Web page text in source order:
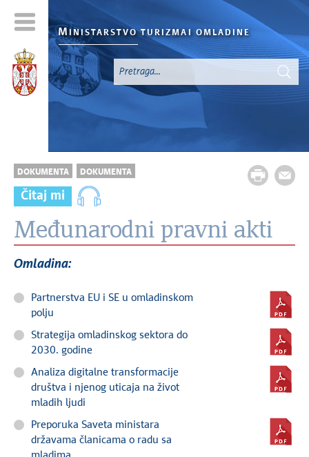
M INISTARSTVO TURIZMA I OMLADINE
DOKUMENTA DOKUMENTA
Čitaj mi
Međunarodni pravni akti
Omladina:
Partnerstva EU i SE u omladinskom
polju
Strategija omladinskog sektora do
2030. godine
Analiza digitalne transformacije
društva i njenog uticaja na život
mladih ljudi
Preporuka Saveta ministara
državama članicama o radu sa